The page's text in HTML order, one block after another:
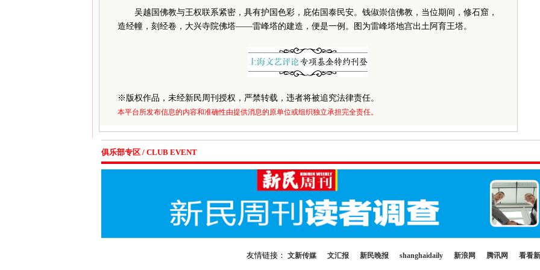
吴越国佛教与王权联系紧密，具有护国色彩，庇佑国泰民安。钱俶崇信佛教，当位期间，修石窟，
造经幢，刻经卷，大兴寺院佛塔——雷峰塔的建造，便是一例。图为雷峰塔地宫出土阿育王塔。
※ 版权作品，未经新民周刊授权，严禁转载，违者将被追究法律责任。
本平台所发布信息的内容和准确性由提供消息的原单位或组织独立承担完全责任。
俱乐部专区 / CLUB EVENT
友情链接： 文新传媒 文汇报 新民晚报 shanghaidaily 新浪网 腾讯网 看看